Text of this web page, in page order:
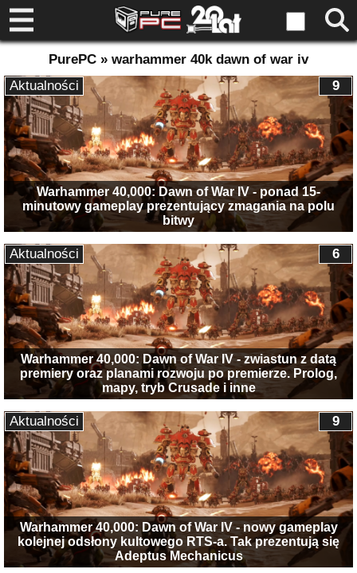
PurePC » warhammer 40k dawn of war iv
Warhammer 40,000: Dawn of War IV - ponad 15-
minutowy gameplay prezentujący zmagania na polu
bitwy
9
Aktualności
Warhammer 40,000: Dawn of War IV - zwiastun z datą
premiery oraz planami rozwoju po premierze. Prolog,
mapy, tryb Crusade i inne
6
Aktualności
Warhammer 40,000: Dawn of War IV - nowy gameplay
kolejnej odsłony kultowego RTS-a. Tak prezentują się
Adeptus Mechanicus
9
Aktualności